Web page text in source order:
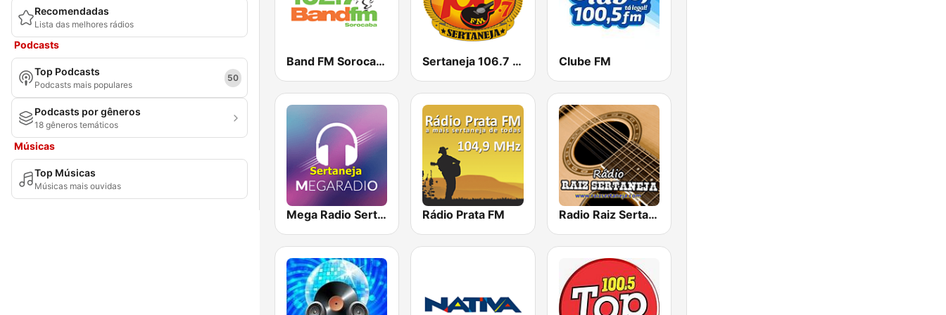
Recomendadas
Lista das melhores rádios
Podcasts
Top Podcasts
Podcasts mais populares
50
Podcasts por gêneros
18 gêneros temáticos
Músicas
Top Músicas
Músicas mais ouvidas
Band FM Sorocaba Sertaneja 106.7 FM Clube FM
Mega Radio Sertanejo Rádio Prata FM Radio Raiz Sertaneja